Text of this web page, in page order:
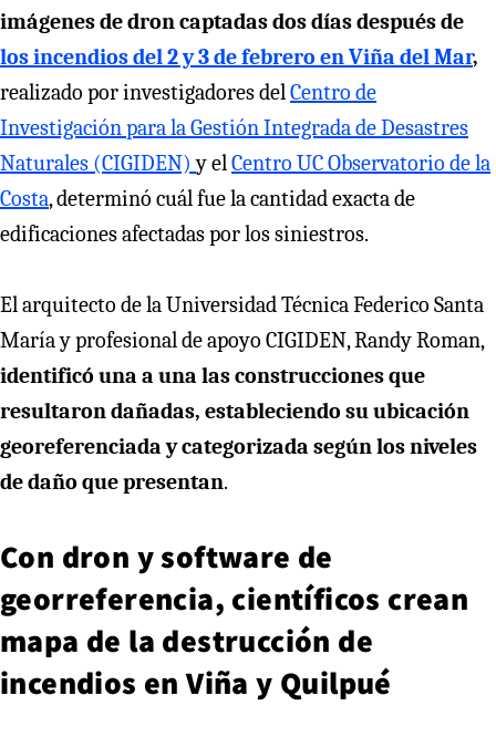
imágenes de dron captadas dos días después de
los incendios del 2 y 3 de febrero en Viña del Mar,
realizado por investigadores delCentro de
Investigación para la Gestión Integrada de Desastres
Naturales (CIGIDEN)y elCentro UC Observatorio de la
Costa, determinó cuál fue la cantidad exacta de
edificaciones afectadas por los siniestros.
El arquitecto de la Universidad Técnica Federico Santa
María y profesional de apoyo CIGIDEN, Randy Roman,
identificó una a una las construcciones que
resultaron dañadas, estableciendo su ubicación
georeferenciada y categorizada según los niveles
de daño que presentan.
Con dron y software de
georreferencia, científicos crean
mapa de la destrucción de
incendios en Viña y Quilpué